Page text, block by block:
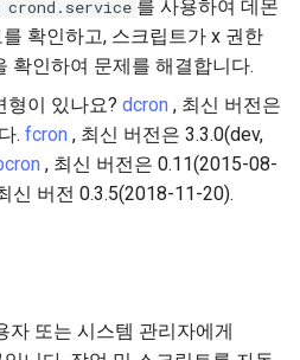
를 사용하여 데몬
확인하고, 스크립트가 x 권한
확인하여 문제를 해결합니다.
형이 있나요? dcron , 최신 버전은
. fcron , 최신 버전은 3.3.0(dev,
, 최신 버전은 0.11(2015-08-
신 버전 0.3.5(2018-11-20).
자 또는 시스템 관리자에게